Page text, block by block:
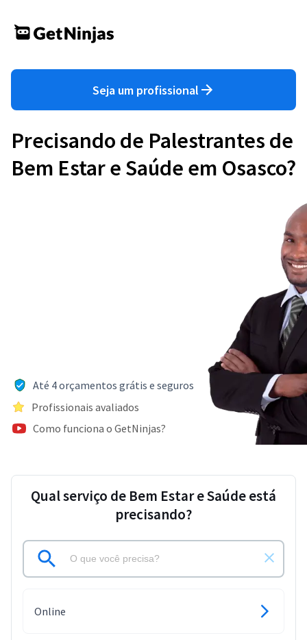
Seja um profissional
Precisando de Palestrantes de
Bem Estar e Saúde em Osasco?
Até 4 orçamentos grátis e seguros
Profissionais avaliados
Como funciona o GetNinjas?
Qual serviço de Bem Estar e Saúde está
precisando?
Online